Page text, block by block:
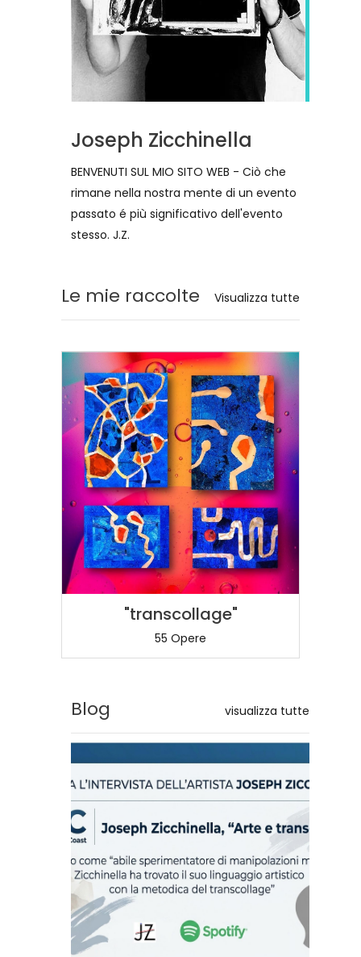
Joseph Zicchinella
BENVENUTI SUL MIO SITO WEB - Ciò che
rimane nella nostra mente di un evento
passato é più significativo dell'evento
stesso. J.Z.
Visualizza tutte
Le mie raccolte
"transcollage"
55 Opere
visualizza tutte
Blog